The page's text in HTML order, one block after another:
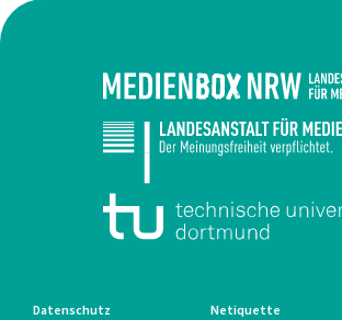
Datenschutz Netiquette